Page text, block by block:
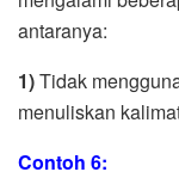
antaranya:
1)Tidak
menuliskan
Contoh 6: